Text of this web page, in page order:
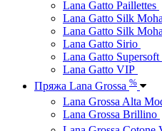
Lana Gatto Paillettes
Lana Gatto Silk
Lana Gatto Silk
Lana Gatto Sirio
Lana Gatto Supersoft
Lana Gatto VIP
Пряжа Lana Grossa %
Lana Grossa Alta
Lana Grossa Brillino